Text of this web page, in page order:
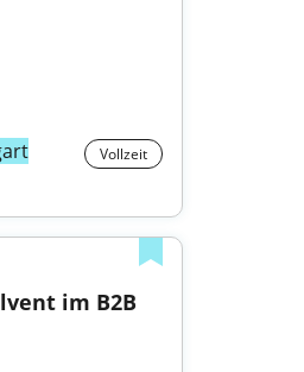
Vollzeit
im B2B